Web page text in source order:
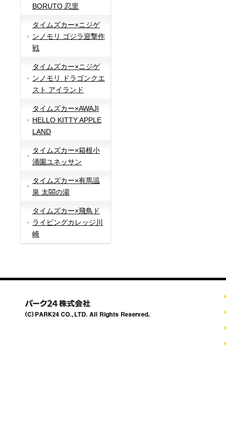
BORUTO 忍里
タイムズカー×ニジゲ
ンノモリ ゴジラ迎撃作
戦
タイムズカー×ニジゲ
ンノモリ ドラゴンクエ
スト アイランド
タイムズカー×AWAJI
HELLO KITTY APPLE
LAND
タイムズカー×箱根小
涌園ユネッサン
タイムズカー×有馬温
泉 太閤の湯
タイムズカー×飛鳥ド
ライビングカレッジ川
崎